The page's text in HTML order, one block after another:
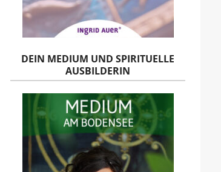
DEIN MEDIUM UND SPIRITUELLE
AUSBILDERIN